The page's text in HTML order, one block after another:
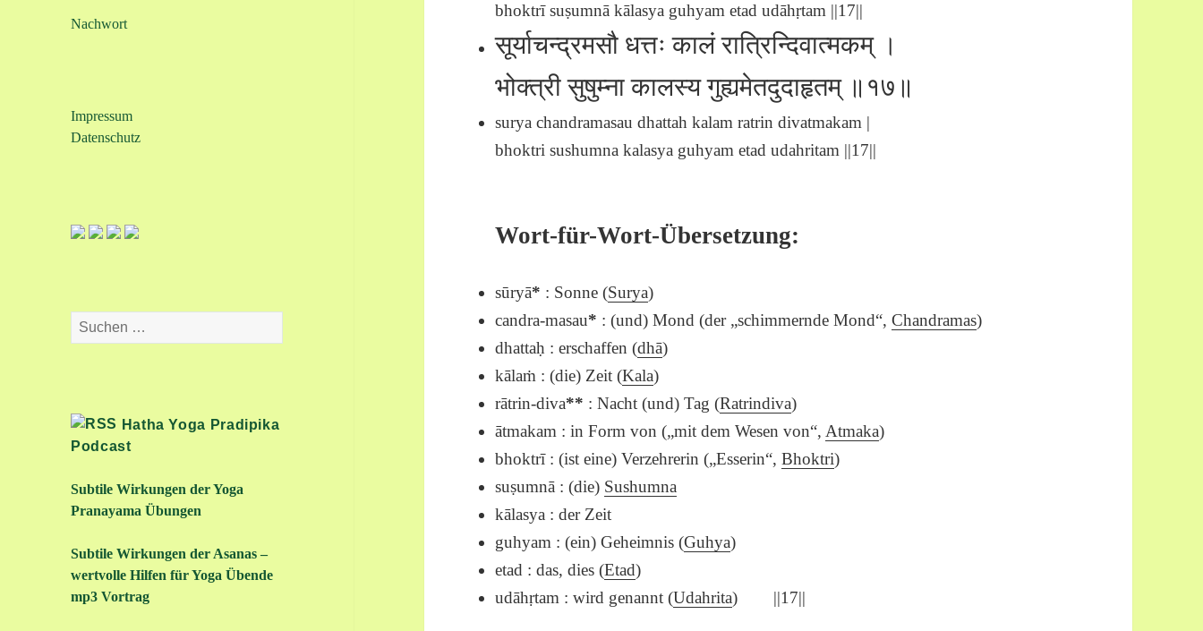
Nachwort
Impressum
Datenschutz
Suchen
nach:
Hatha Yoga Pradipika
Podcast
Subtile Wirkungen der Yoga
Pranayama Übungen
Subtile Wirkungen der Asanas –
wertvolle Hilfen für Yoga Übende
mp3 Vortrag
bhoktrī suṣumnā kālasya guhyam etad udāhṛtam ||17||
सूर्याचन्द्रमसौ धत्तः कालं रात्रिन्दिवात्मकम् ।
भोक्त्री सुषुम्ना कालस्य गुह्यमेतदुदाहृतम् ॥१७॥
surya chandramasau dhattah kalam ratrin divatmakam |
bhoktri sushumna kalasya guhyam etad udahritam ||17||
Wort-für-Wort-Übersetzung:
sūryā* : Sonne (Surya)
candra-masau* : (und) Mond (der „schimmernde Mond“,Chandramas)
dhattaḥ : erschaffen (dhā)
kālaṁ : (die) Zeit (Kala)
rātrin-diva** : Nacht (und) Tag (Ratrindiva)
ātmakam : in Form von („mit dem Wesen von“, Atmaka)
bhoktrī : (ist eine) Verzehrerin („Esserin“,Bhoktri)
suṣumnā : (die) Sushumna
kālasya : der Zeit
guhyam : (ein) Geheimnis (Guhya)
etad : das, dies (Etad)
udāhṛtam : wird genannt (Udahrita) ||17||